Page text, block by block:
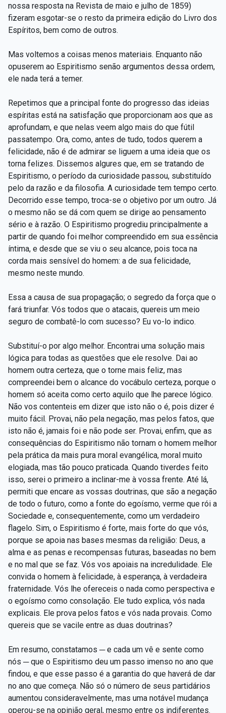
nossa resposta na Revista de maio e julho de 1859)
fizeram esgotar-se o resto da primeira edição do Livro dos
Espíritos, bem como de outros.
Mas voltemos a coisas menos materiais. Enquanto não
opuserem ao Espiritismo senão argumentos dessa ordem,
ele nada terá a temer.
Repetimos que a principal fonte do progresso das ideias
espíritas está na satisfação que proporcionam aos que as
aprofundam, e que nelas veem algo mais do que fútil
passatempo. Ora, como, antes de tudo, todos querem a
felicidade, não é de admirar se liguem a uma ideia que os
torna felizes. Dissemos algures que, em se tratando de
Espiritismo, o período da curiosidade passou, substituído
pelo da razão e da filosofia. A curiosidade tem tempo certo.
Decorrido esse tempo, troca-se o objetivo por um outro. Já
o mesmo não se dá com quem se dirige ao pensamento
sério e à razão. O Espiritismo progrediu principalmente a
partir de quando foi melhor compreendido em sua essência
íntima, e desde que se viu o seu alcance, pois toca na
corda mais sensível do homem: a de sua felicidade,
mesmo neste mundo.
Essa a causa de sua propagação; o segredo da força que o
fará triunfar. Vós todos que o atacais, quereis um meio
seguro de combatê-lo com sucesso? Eu vo-lo indico.
Substituí-o por algo melhor. Encontrai uma solução mais
lógica para todas as questões que ele resolve. Dai ao
homem outra certeza, que o torne mais feliz, mas
compreendei bem o alcance do vocábulo certeza, porque o
homem só aceita como certo aquilo que lhe parece lógico.
Não vos contenteis em dizer que isto não o é, pois dizer é
muito fácil. Provai, não pela negação, mas pelos fatos, que
isto não é, jamais foi e não pode ser. Provai, enfim, que as
consequências do Espiritismo não tornam o homem melhor
pela prática da mais pura moral evangélica, moral muito
elogiada, mas tão pouco praticada. Quando tiverdes feito
isso, serei o primeiro a inclinar-me à vossa frente. Até lá,
permiti que encare as vossas doutrinas, que são a negação
de todo o futuro, como a fonte do egoísmo, verme que rói a
Sociedade e, consequentemente, como um verdadeiro
flagelo. Sim, o Espiritismo é forte, mais forte do que vós,
porque se apoia nas bases mesmas da religião: Deus, a
alma e as penas e recompensas futuras, baseadas no bem
e no mal que se faz. Vós vos apoiais na incredulidade. Ele
convida o homem à felicidade, à esperança, à verdadeira
fraternidade. Vós lhe ofereceis o nada como perspectiva e
o egoísmo como consolação. Ele tudo explica, vós nada
explicais. Ele prova pelos fatos e vós nada provais. Como
quereis que se vacile entre as duas doutrinas?
Em resumo, constatamos ─ e cada um vê e sente como
nós ─ que o Espiritismo deu um passo imenso no ano que
findou, e que esse passo é a garantia do que haverá de dar
no ano que começa. Não só o número de seus partidários
aumentou consideravelmente, mas uma notável mudança
operou-se na opinião geral, mesmo entre os indiferentes.